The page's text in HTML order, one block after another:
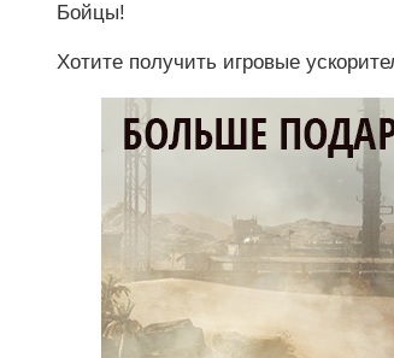
Бойцы!
Хотите получить игровые